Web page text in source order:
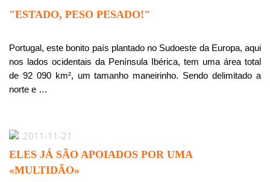
"ESTADO, PESO PESADO!"
Portugal, este bonito país plantado no Sudoeste da Europa, aqui
nos lados ocidentais da Península Ibérica, tem uma área total
de 92 090 km², um tamanho maneirinho. Sendo delimitado a
norte e …
2011-11-21
ELES JÁ SÃO APOIADOS POR UMA
«MULTIDÃO»